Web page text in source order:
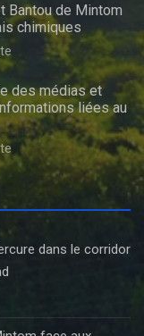
Bantou de Mintom
chimiques
des médias et
liées au
dans le corridor